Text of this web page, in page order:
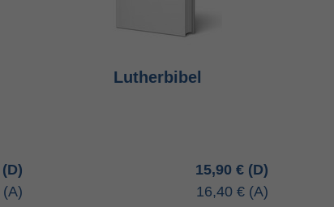
Lutherbibel
15,90 €
16,40 €